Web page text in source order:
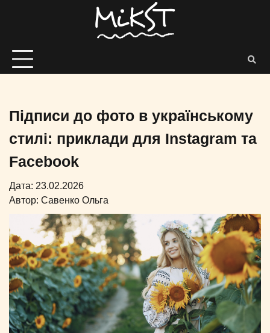
Підписи до фото в українському
стилі: приклади для Instagram та
Facebook
Дата: 23.02.2026
Автор: Савенко Ольга